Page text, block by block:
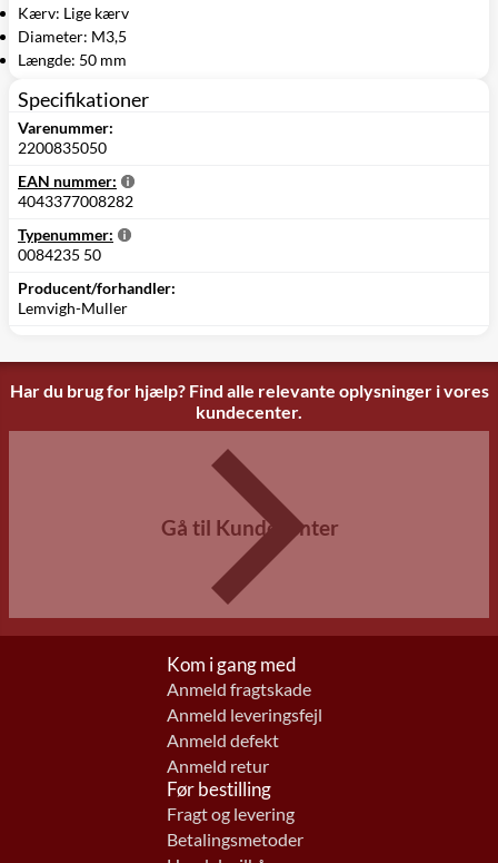
Kærv: Lige kærv
Diameter: M3,5
Længde: 50 mm
Specifikationer
Varenummer:
2200835050
EAN nummer:
4043377008282
Typenummer:
0084235 50
Producent/forhandler:
Lemvigh-Muller
Har du brug for hjælp? Find alle relevante oplysninger i vores
kundecenter.
Gå til Kundecenter
Kom i gang med
Anmeld fragtskade
Anmeld leveringsfejl
Anmeld defekt
Anmeld retur
Før bestilling
Fragt og levering
Betalingsmetoder